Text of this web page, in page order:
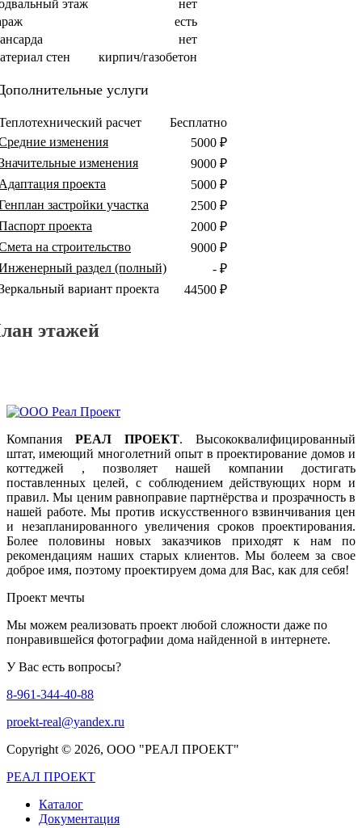
этаж
нет
есть
нет
стен
кирпич/газобетон
услуги
расчет
Бесплатно
изменения
5000 ₽
изменения
9000 ₽
проекта
5000 ₽
застройки участка
2500 ₽
проекта
2000 ₽
на строительство
9000 ₽
раздел (полный)
- ₽
вариант проекта
44500 ₽
этажей
Компания РЕАЛ ПРОЕКТ. Высококвалифицированный
штат, имеющий многолетний опыт в проектирование домов и
коттеджей , позволяет нашей компании достигать
поставленных целей, с соблюдением действующих норм и
правил. Мы ценим равноправие партнёрства и прозрачность в
нашей работе. Мы против искусственного взвинчивания цен
и незапланированного увеличения сроков проектирования.
Более половины новых заказчиков приходят к нам по
рекомендациям наших старых клиентов. Мы болеем за свое
доброе имя, поэтому проектируем дома для Вас, как для себя!
Проект мечты
Мы можем реализовать проект любой сложности даже по
понравившейся фотографии дома найденной в интернете.
У Вас есть вопросы?
8-961-344-40-88
proekt-real@yandex.ru
Copyright © 2026, ООО "РЕАЛ ПРОЕКТ"
РЕАЛ ПРОЕКТ
Каталог
Документация